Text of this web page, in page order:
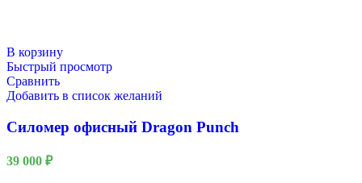
В корзину
Быстрый просмотр
Сравнить
Добавить в список желаний
Силомер офисный Dragon Punch
39 000 ₽